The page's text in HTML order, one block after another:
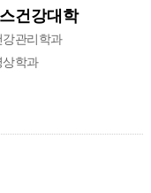
건강대학
강관리학과
상학과